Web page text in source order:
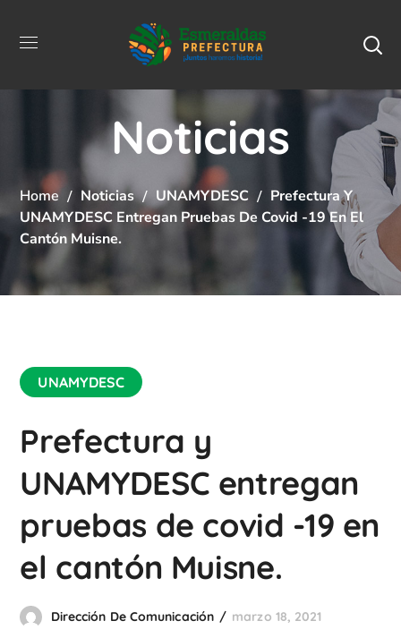
Noticias
Home Noticias UNAMYDESC
Prefectura Y
UNAMYDESC Entregan Pruebas De Covid -19 En El
Cantón Muisne.
UNAMYDESC
Prefectura y
UNAMYDESC entregan
pruebas de covid -19 en
el cantón Muisne.
Dirección De Comunicación marzo 18, 2021